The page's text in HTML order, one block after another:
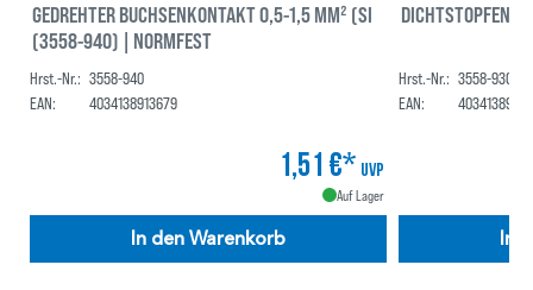
GEDREHTER BUCHSENKONTAKT 0,5-1,5 MM² (SI
(3558-940) | NORMFEST
Hrst.-Nr.: 3558-940
EAN:
4034138913679
1,51 €* UVP
Auf Lager
In den Warenkorb
DICHTSTOPFEN
Hrst.-Nr.: 3558-930
EAN:
In